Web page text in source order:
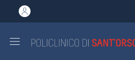
al contenuto principale
to footer content